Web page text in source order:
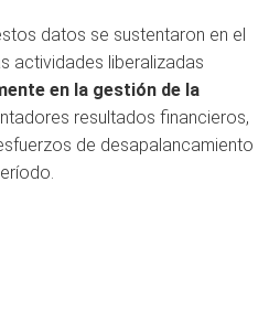
datos se sustentaron en el
actividades liberalizadas
en la gestión de la
resultados financieros,
de desapalancamiento